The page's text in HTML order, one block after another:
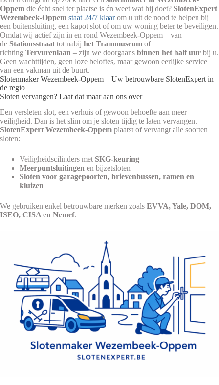
Oppem die écht snel ter plaatse is én weet wat hij doet? SlotenExpert
Wezembeek-Oppem staat 24/7 klaarom u uit de nood te helpen bij
een buitensluiting, een kapot slot of om uw woning beter te beveiligen.
Omdat wij actief zijn in en rond Wezembeek-Oppem – van
de Stationsstraat tot nabij het Trammuseum of
richting Tervurenlaan – zijn we doorgaans binnen het half uur bij u.
Geen wachttijden, geen loze beloftes, maar gewoon eerlijke service
van een vakman uit de buurt.
Slotenmaker Wezembeek-Oppem – Uw betrouwbare SlotenExpert in
de regio
Sloten vervangen? Laat dat maar aan ons over
Een versleten slot, een verhuis of gewoon behoefte aan meer
veiligheid. Dan is het slim om je sloten tijdig te laten vervangen.
SlotenExpert Wezembeek-Oppem plaatst of vervangt alle soorten
sloten:
Veiligheidscilinders met SKG-keuring
Meerpuntsluitingen en bijzetsloten
Sloten voor garagepoorten, brievenbussen, ramen en
kluizen
We gebruiken enkel betrouwbare merken zoals EVVA, Yale, DOM,
ISEO, CISA en Nemef.